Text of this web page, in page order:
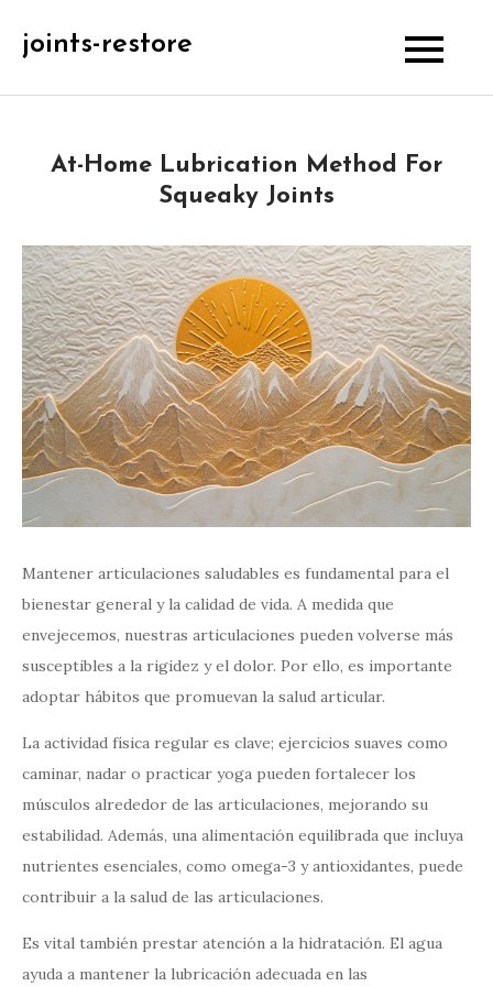
joints-restore
At-Home Lubrication Method For
Squeaky Joints
Mantener articulaciones saludables es fundamental para el
bienestar general y la calidad de vida. A medida que
envejecemos, nuestras articulaciones pueden volverse más
susceptibles a la rigidez y el dolor. Por ello, es importante
adoptar hábitos que promuevan la salud articular.
La actividad física regular es clave; ejercicios suaves como
caminar, nadar o practicar yoga pueden fortalecer los
músculos alrededor de las articulaciones, mejorando su
estabilidad. Además, una alimentación equilibrada que incluya
nutrientes esenciales, como omega-3 y antioxidantes, puede
contribuir a la salud de las articulaciones.
Es vital también prestar atención a la hidratación. El agua
ayuda a mantener la lubricación adecuada en las